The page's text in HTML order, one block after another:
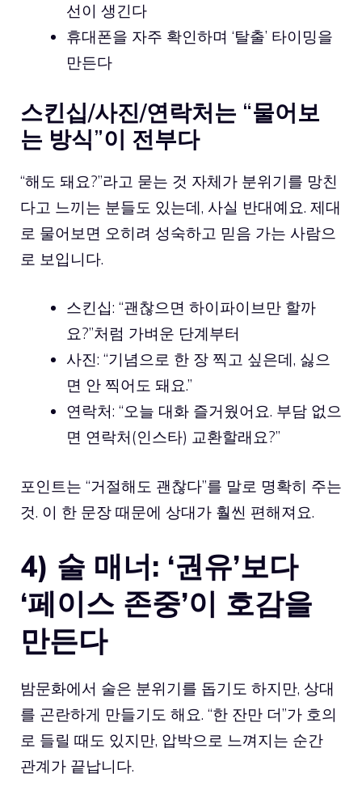
선이 생긴다
휴대폰을 자주 확인하며 ‘탈출’ 타이밍을
만든다
스킨십/사진/연락처는 “물어보
는 방식”이 전부다
“해도 돼요?”라고 묻는 것 자체가 분위기를 망친
다고 느끼는 분들도 있는데, 사실 반대예요. 제대
로 물어보면 오히려 성숙하고 믿음 가는 사람으
로 보입니다.
스킨십: “괜찮으면 하이파이브만 할까
요?”처럼 가벼운 단계부터
사진: “기념으로 한 장 찍고 싶은데, 싫으
면 안 찍어도 돼요.”
연락처: “오늘 대화 즐거웠어요. 부담 없으
면 연락처(인스타) 교환할래요?”
포인트는 “거절해도 괜찮다”를 말로 명확히 주는
것. 이 한 문장 때문에 상대가 훨씬 편해져요.
4) 술 매너: ‘권유’보다
‘페이스 존중’이 호감을
만든다
밤문화에서 술은 분위기를 돕기도 하지만, 상대
를 곤란하게 만들기도 해요. “한 잔만 더”가 호의
로 들릴 때도 있지만, 압박으로 느껴지는 순간
관계가 끝납니다.